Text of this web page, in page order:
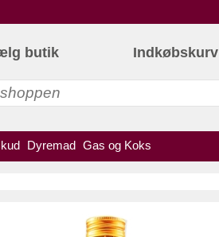
butik
Dyremad Gas og Koks
Indkøbskurv